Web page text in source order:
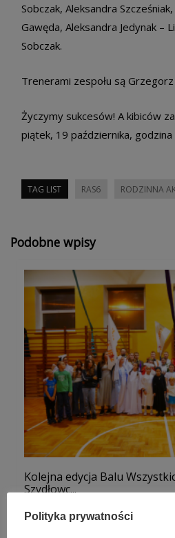
Sobczak, Aleksandra
Gawęda, Aleksandra Jedynak –
Sobczak.
Trenerami zespołu są Grzegorz
Życzymy sukcesów! A kibiców
piątek, 19 października, godzina
TAG LIST RAS6 RODZINNA
Podobne wpisy
Kolejna edycja Balu
Szydłowc...
Polityka prywatności